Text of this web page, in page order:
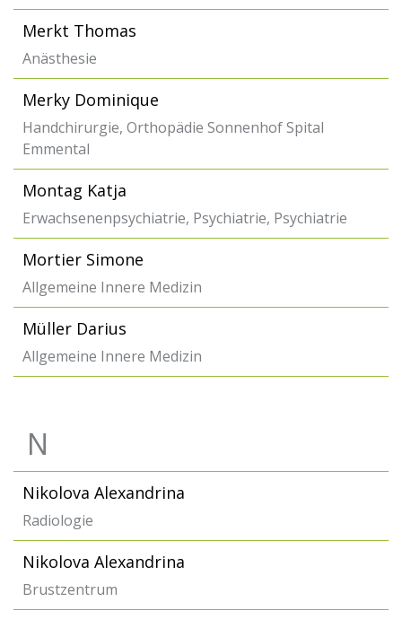
Merkt Thomas
Anästhesie
Merky Dominique
Handchirurgie, Orthopädie Sonnenhof Spital
Emmental
Montag Katja
Erwachsenenpsychiatrie, Psychiatrie, Psychiatrie
Mortier Simone
Allgemeine Innere Medizin
Müller Darius
Allgemeine Innere Medizin
N
Nikolova Alexandrina
Radiologie
Nikolova Alexandrina
Brustzentrum